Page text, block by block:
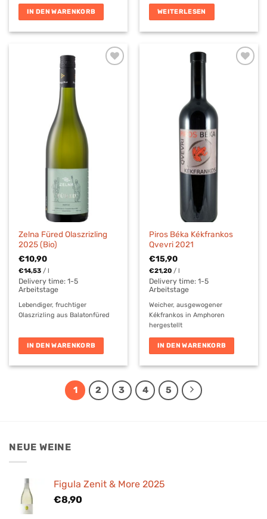
IN DEN WARENKORB WEITERLESEN
Zelna Füred Olaszrizling
2025 (Bio)
€10,90
€14,53 /l
Delivery time:1-5
Arbeitstage
Lebendiger, fruchtiger
Olaszrizling aus Balatonfüred
IN DEN WARENKORB
Piros Béka Kékfrankos
Qvevri 2021
€15,90
€21,20 /l
Delivery time:1-5
Arbeitstage
Weicher, ausgewogener
Kékfrankos in Amphoren
hergestellt
IN DEN WARENKORB
1 2 3 4 5
NEUE WEINE
Figula Zenit & More 2025
€8,90